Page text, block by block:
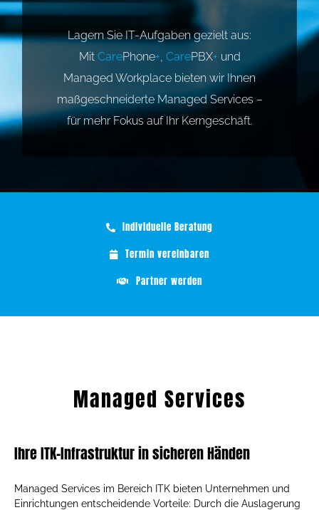
Stellenangebote
Kontakt
SYNO Kundenservice
Lagern Sie IT-Aufgaben gezielt aus:
Mit CarePhone+, CarePBX+ und
Managed Workplace bieten wir Ihnen
maßgeschneiderte Managed Services –
für mehr Fokus auf Ihr Kerngeschäft.
Individuelle Beratung
Termin vereinbaren
Partner werden
Managed Services
Ihre ITK-Infrastruktur in sicheren Händen
Managed Services im Bereich ITK bieten Unternehmen und
Einrichtungen entscheidende Vorteile: Durch die Auslagerung